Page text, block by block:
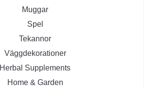
Muggar
Spel
Tekannor
Väggdekorationer
Herbal Supplements
Home & Garden